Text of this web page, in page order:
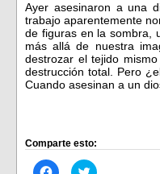
Ayer asesinaron a una
trabajo aparentemente
de figuras en la sombra,
más allá de nuestra
destrozar el tejido
destrucción total. Pero
Cuando asesinan a un
Comparte esto:
Haz Haz